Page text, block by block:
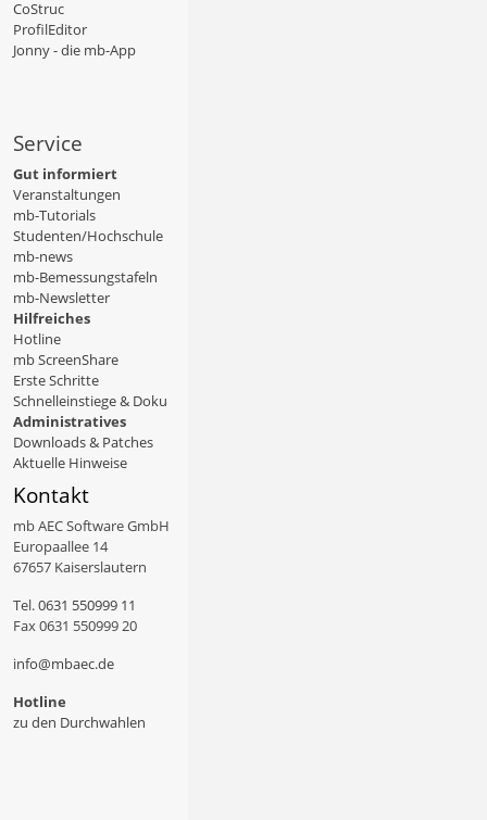
CoStruc
ProfilEditor
Jonny - die mb-App
Service
Gut informiert
Veranstaltungen
mb-Tutorials
Studenten/Hochschule
mb-news
mb-Bemessungstafeln
mb-Newsletter
Hilfreiches
Hotline
mb ScreenShare
Erste Schritte
Schnelleinstiege & Doku
Administratives
Downloads & Patches
Aktuelle Hinweise
Kontakt
mb AEC Software GmbH
Europaallee 14
67657 Kaiserslautern
Tel.0631 550999 11
Fax 0631 550999 20
info@mbaec.de
Hotline
zu den Durchwahlen